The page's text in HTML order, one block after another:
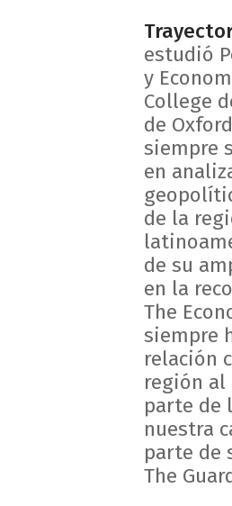
estudió
y
College
de
siempre
en
de la
de su
en la
The
siempre
relación
región al
parte de
nuestra
parte de
The